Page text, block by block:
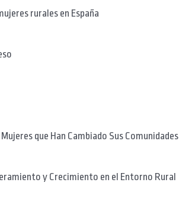
rurales en España
que Han Cambiado Sus Comunidades
y Crecimiento en el Entorno Rural